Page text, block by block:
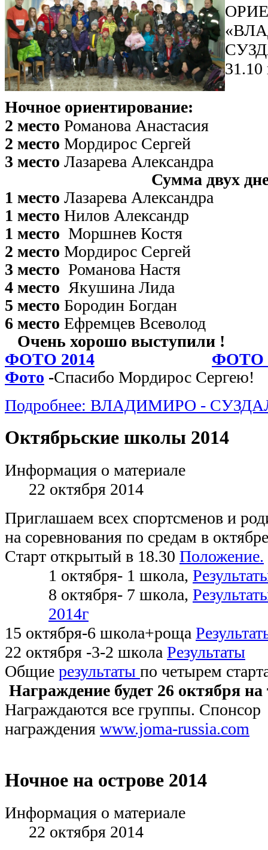
Ночное ориентирование:
2 место Романова Анастасия
2 место Мордирос Сергей
3 место Лазарева Александра
Сумма двух
1 место Лазарева Александра
1 место Нилов Александр
1 место Моршнев Костя
2 место Мордирос Сергей
3 место Романова Настя
4 место Якушина Лида
5 место Бородин Богдан
6 место Ефремцев Всеволод
Очень хорошо выступили !
ФОТО 2014
ФОТО
Фото -Спасибо Мордирос Сергею!
Подробнее: ВЛАДИМИРО -
Октябрьские школы 2014
Информация о материале
22 октября 2014
Приглашаем всех спортсменов и
на соревнования по средам в
Старт открытый в 18.30 Положение.
1 октября- 1 школа,
8 октября- 7 школа,
2014г
15 октября-6 школа+роща
22 октября -3-2 школа Результаты
Общие результаты по четырем
Награждение будет 26 октября на
Награждаются все группы. Спонсор
награждения www.joma-russia.com
Ночное на острове 2014
Информация о материале
22 октября 2014